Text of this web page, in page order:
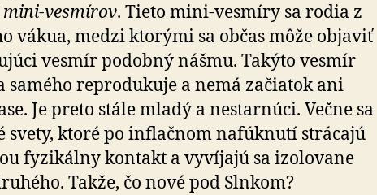
mini-vesmírov. Tieto mini-vesmíry sa rodia z
vákua, medzi ktorými sa občas môže objaviť
vesmír podobný nášmu. Takýto vesmír
samého reprodukuje a nemá začiatok ani
Je preto stále mladý a nestarnúci. Večne sa
svety, ktoré po inflačnom nafúknutí strácajú
fyzikálny kontakt a vyvíjajú sa izolovane
Takže, čo nové pod Slnkom?